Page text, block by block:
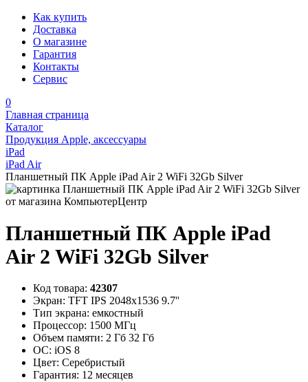
Как купить
Доставка
О магазине
Гарантия
Контакты
Сервис
0
Главная страница
Каталог
Продукция Apple, аксессуары
iPad
iPad Air
Планшетный ПК Apple iPad Air 2 WiFi 32Gb Silver
Планшетный ПК Apple iPad
Air 2 WiFi 32Gb Silver
Код товара: 42307
Экран: TFT IPS 2048x1536 9.7''
Тип экрана: емкостный
Процессор: 1500 МГц
Объем памяти: 2 Гб 32 Гб
ОС: iOS 8
Цвет: Серебристый
Гарантия: 12 месяцев